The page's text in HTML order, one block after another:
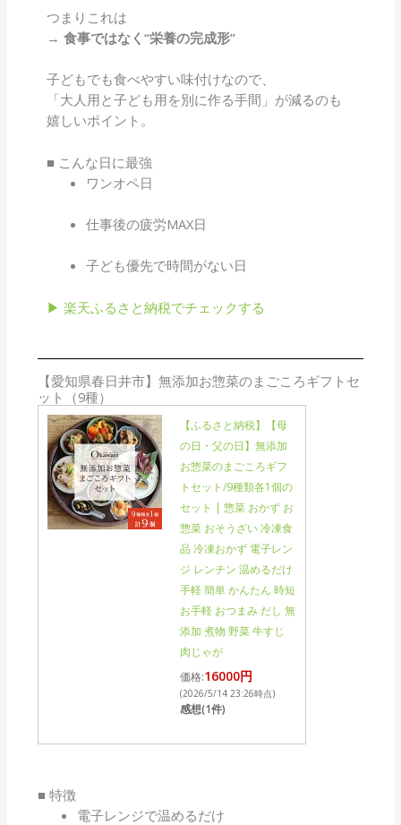
つまりこれは
→食事ではなく“栄養の完成形”
子どもでも食べやすい味付けなので、
「大人用と子ども用を別に作る手間」が減るのも
嬉しいポイント。
■ こんな日に最強
ワンオペ日
仕事後の疲労MAX日
子ども優先で時間がない日
▶ 楽天ふるさと納税でチェックする
【愛知県春日井市】無添加お惣菜のまごころギフトセ
ット（9種）
【ふるさと納税】【母
の日・父の日】無添加
お惣菜のまごころギフ
トセット/9種類各1個の
セット | 惣菜 おかず お
惣菜 おそうざい 冷凍食
品 冷凍おかず 電子レン
ジ レンチン 温めるだけ
手軽 簡単 かんたん 時短
お手軽 おつまみ だし 無
添加 煮物 野菜 牛すじ
肉じゃが
価格:16000円
(2026/5/14 23:26時点)
感想(1件)
■ 特徴
電子レンジで温めるだけ